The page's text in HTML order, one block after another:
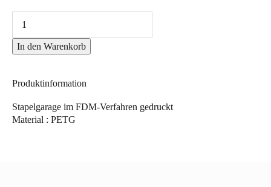
In den Warenkorb
Produktinformation
Stapelgarage im FDM-Verfahren gedruckt
Material : PETG